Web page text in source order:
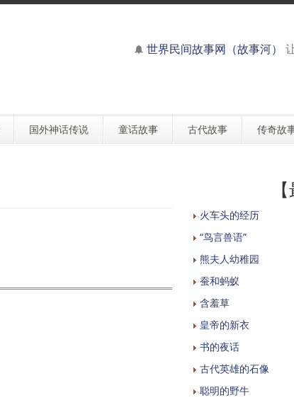
世界民间故事网（故事河）
国外神话传说 童话故事 古代故事 传奇故
火车头的经历
“鸟言兽语”
熊夫人幼稚园
蚕和蚂蚁
含羞草
皇帝的新衣
书的夜话
古代英雄的石像
聪明的野牛